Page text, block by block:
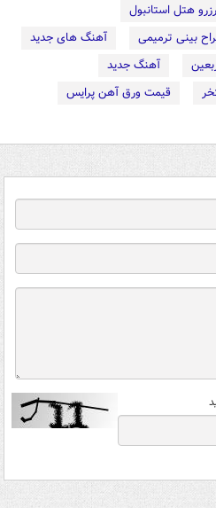
رزرو هتل استانبول
بینی ترمیمی
آهنگ های جدید
آهنگ جدید
قیمت ورق آهن پرایس